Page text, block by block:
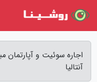
اجاره سوئیت و آپارتمان
آنتالیا